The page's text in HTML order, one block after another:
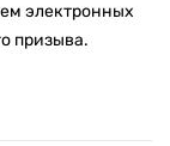
электронных
призыва.